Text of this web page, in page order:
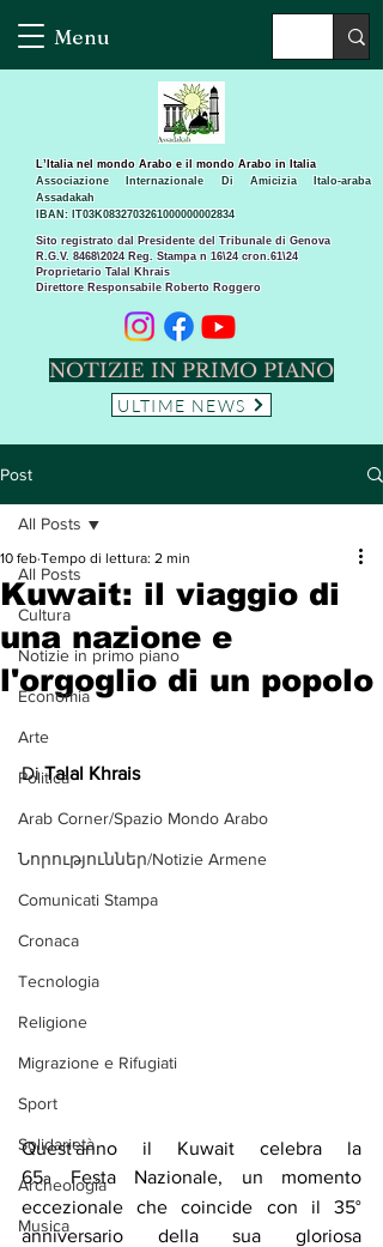
Menu
Sito registrato dal Presidente del Tribunale di Genova
R.G.V. 8468\2024 Reg. Stampa n 16\24 cron.61\24 ​
Proprietario Talal Khrais
Direttore Responsabile Roberto Roggero
L’Italia nel mondo Arabo e il mondo Arabo in Italia
Associazione Internazionale Di Amicizia Italo-araba
Assadakah
IBAN: IT03K0832703261000000002834
NOTIZIE IN PRIMO PIANO
ULTIME NEWS
Post
All Posts
Cultura
Notizie in primo piano
Economia
Arte
Politica
Arab Corner/Spazio Mondo Arabo
Նորություններ/Notizie Armene
Comunicati Stampa
Cronaca
Tecnologia
Religione
Migrazione e Rifugiati
Sport
Solidarietà
Archeologia
Musica
All Posts
Kuwait: il viaggio di
una nazione e
l'orgoglio di un popolo
10 feb Tempo di lettura: 2 min
Di Talal Khrais
Quest'anno il Kuwait celebra la
65a
Festa Nazionale, un momento
eccezionale che coincide con il 35°
anniversario della sua gloriosa